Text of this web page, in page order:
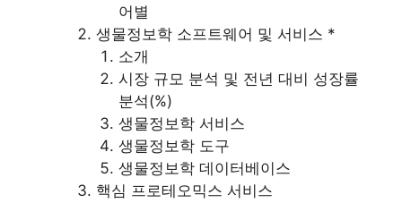
어별
생물정보학 소프트웨어 및 서비스 *
소개
시장 규모 분석 및 전년 대비 성장률
분석(%)
생물정보학 서비스
생물정보학 도구
생물정보학 데이터베이스
핵심 프로테오믹스 서비스